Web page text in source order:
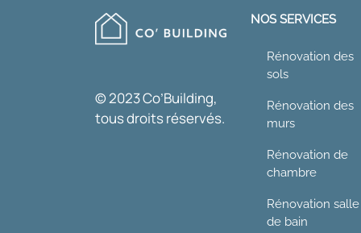
© 2023 Co’Building,
tous droits réservés.
NOS SERVICES
Rénovation des
sols
Rénovation des
murs
Rénovation de
chambre
Rénovation salle
de bain